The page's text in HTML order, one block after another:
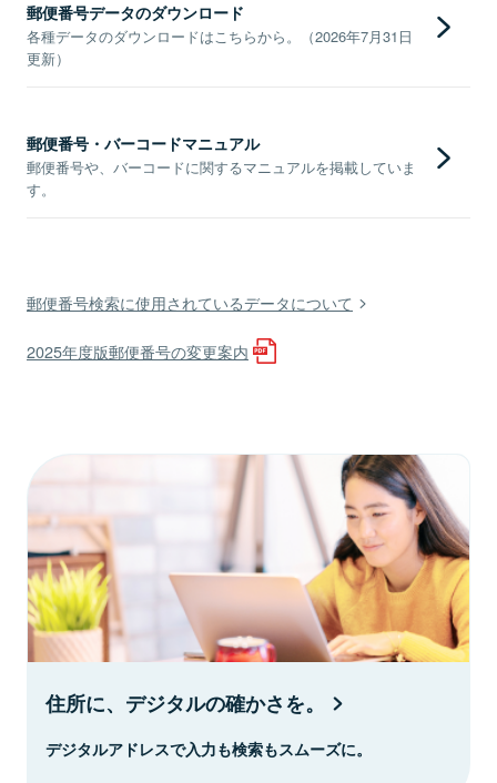
郵便番号データのダウンロード
各種データのダウンロードはこちらから。（2026年7月31日
更新）
郵便番号・バーコードマニュアル
郵便番号や、バーコードに関するマニュアルを掲載していま
す。
郵便番号検索に使用されているデータについて
2025年度版郵便番号の変更案内
住所に、デジタルの確かさを。
デジタルアドレスで入力も検索もスムーズに。